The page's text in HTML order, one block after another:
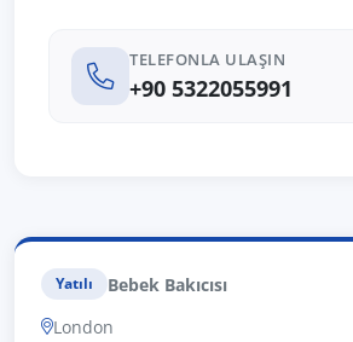
TELEFONLA ULAŞIN
+90 5322055991
Yatılı
Bebek Bakıcısı
London